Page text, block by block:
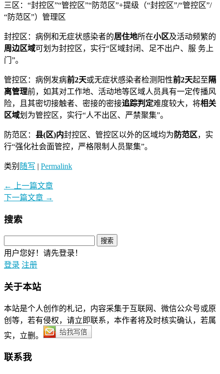
三区：“封控区”“管控区”“防范区”+提级（“封控区”/“管控区”/
“防范区”）管理区
封控区：病例和无症状感染者的居住地所在小区及活动频繁的
周边区域可划为封控区，实行“区域封闭、足不出户、服 务上
门”。
管控区：病例发病前2天或无症状感染者检测阳性前2天起至 隔
离管理前，如其对工作地、活动地等区域人员具有一定传播风
险，且其密切接触者、密接的密接追踪判定难度较大，将相关
区域划为管控区，实行“人不出区、严禁聚集”。
防范区： 县(区)内封控区、管控区以外的区域均为 防范区，实
行“强化社会面管控，严格限制人员聚集”。
类别 随写 | Permalink
←
上一篇文章
下一篇文章 →
搜索
用户您好！请先登录！
登录 注册
关于本站
本站是个人创作的札记，内容采集于互联网、微信公众号或原
创等，若有侵权，请立即联系，本作者将及时核实确认，若属
实，立删。
联系我